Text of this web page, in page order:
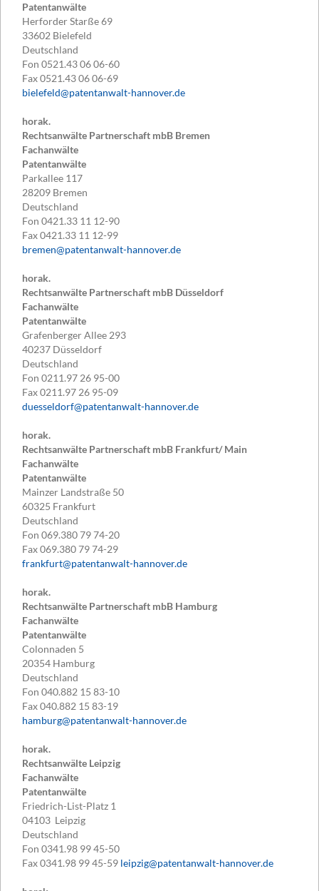
Patentanwälte
Herforder Starße 69
33602 Bielefeld
Deutschland
Fon 0521.43 06 06-60
Fax0521.43 06 06-69
bielefeld@patentanwalt-hannover.de
horak.
Rechtsanwälte Partnerschaft mbB Bremen
Fachanwälte
Patentanwälte
Parkallee 117
28209 Bremen
Deutschland
Fon 0421.33 11 12-90
Fax0421.33 11 12-99
bremen@patentanwalt-hannover.de
horak.
Rechtsanwälte Partnerschaft mbB Düsseldorf
Fachanwälte
Patentanwälte
Grafenberger Allee 293
40237 Düsseldorf
Deutschland
Fon 0211.97 26 95-00
Fax0211.97 26 95-09
duesseldorf@patentanwalt-hannover.de
horak.
Rechtsanwälte Partnerschaft mbB Frankfurt/ Main
Fachanwälte
Patentanwälte
Mainzer Landstraße 50
60325 Frankfurt
Deutschland
Fon 069.380 79 74-20
Fax069.380 79 74-29
frankfurt@patentanwalt-hannover.de
horak.
Rechtsanwälte Partnerschaft mbB Hamburg
Fachanwälte
Patentanwälte
Colonnaden 5
20354 Hamburg
Deutschland
Fon 040.882 15 83-10
Fax040.882 15 83-19
hamburg@patentanwalt-hannover.de
horak.
Rechtsanwälte Leipzig
Fachanwälte
Patentanwälte
Friedrich-List-Platz 1
04103 Leipzig
Deutschland
Fon 0341.98 99 45-50
Fax0341.98 99 45-59 leipzig@patentanwalt-hannover.de